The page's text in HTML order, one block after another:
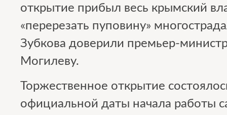
открытие прибыл весь крымский
«перерезать пуповину»
Зубкова доверили премьер-
Могилеву.
Торжественное открытие
официальной даты начала работы